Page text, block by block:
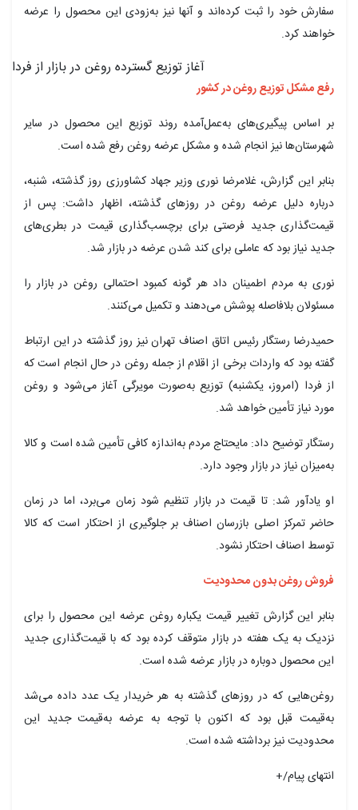
سفارش خود را ثبت کرده‌اند و آنها نیز به‌زودی این محصول را عرضه
خواهند کرد.
آغاز توزیع گسترده روغن در بازار از فردا
رفع مشکل توزیع روغن در کشور
بر اساس پیگیری‌های به‌عمل‌آمده روند توزیع این محصول در سایر
شهرستان‌ها نیز انجام شده و مشکل عرضه روغن رفع شده است.
بنابر این گزارش، غلامرضا نوری وزیر جهاد کشاورزی روز گذشته، شنبه،
درباره دلیل عرضه روغن در روزهای گذشته، اظهار داشت: پس از
قیمت‌گذاری جدید فرصتی برای برچسب‌گذاری قیمت در بطری‌های
جدید نیاز بود که عاملی برای کند شدن عرضه در بازار شد.
نوری به مردم اطمینان داد هر گونه کمبود احتمالی روغن در بازار را
مسئولان بلافاصله پوشش می‌دهند و تکمیل می‌کنند.
حمیدرضا رستگار رئیس اتاق اصناف تهران نیز روز گذشته در این ارتباط
گفته بود که واردات برخی از اقلام از جمله روغن در حال انجام است که
از فردا (امروز، یکشنبه) توزیع به‌صورت مویرگی آغاز می‌شود و روغن
مورد نیاز تأمین خواهد شد.
رستگار توضیح داد: مایحتاج مردم به‌اندازه کافی تأمین شده است و کالا
به‌میزان نیاز در بازار وجود دارد.
او یادآور شد: تا قیمت در بازار تنظیم شود زمان می‌برد، اما در زمان
حاضر تمرکز اصلی بازرسان اصناف بر جلوگیری از احتکار است که کالا
توسط اصناف احتکار نشود.
فروش روغن بدون محدودیت
بنابر این گزارش تغییر قیمت یکباره روغن عرضه این محصول را برای
نزدیک به یک هفته در بازار متوقف کرده بود که با قیمت‌گذاری جدید
این محصول دوباره در بازار عرضه شده است.
روغن‌هایی که در روزهای گذشته به هر خریدار یک عدد داده می‌شد
به‌قیمت قبل بود که اکنون با توجه به عرضه به‌قیمت جدید این
محدودیت نیز برداشته شده است.
انتهای پیام/+